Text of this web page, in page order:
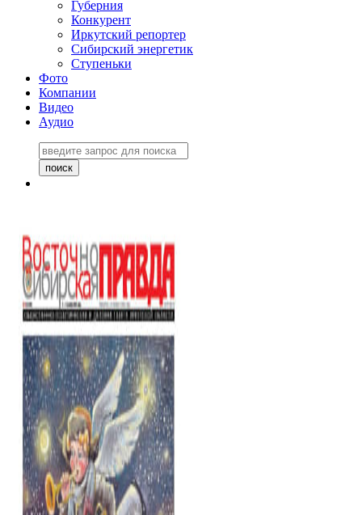
Губерния
Конкурент
Иркутский репортер
Сибирский энергетик
Ступеньки
Фото
Компании
Видео
Аудио